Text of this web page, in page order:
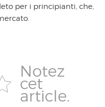
per i principianti, che,
Notez
cet
article.